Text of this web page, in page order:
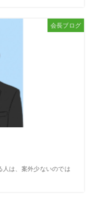
会長ブログ
人は、案外少ないのでは